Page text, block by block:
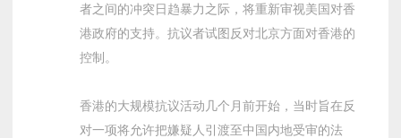
者之间的冲突日趋暴力之际，将重新审视美国对香
港政府的支持。抗议者试图反对北京方面对香港的
控制。
香港的大规模抗议活动几个月前开始，当时旨在反
对一项将允许把嫌疑人引渡至中国内地受审的法